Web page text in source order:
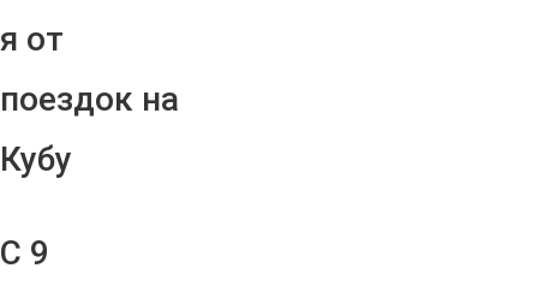
я от
поездок на
Кубу
С 9